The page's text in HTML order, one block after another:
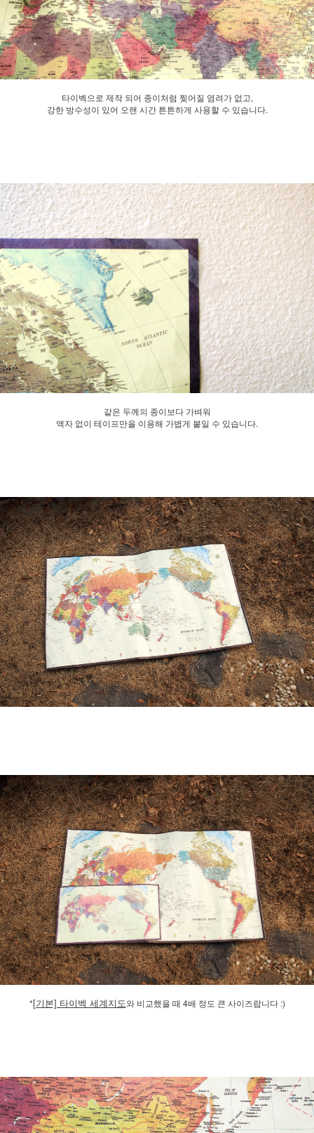
타이벡으로 제작 되어 종이처럼 찢어질 염려가 없고,
강한 방수성이 있어 오랜 시간 튼튼하게 사용할 수 있습니다.
같은 두께의 종이보다 가벼워
액자 없이 테이프만을 이용해 가볍게 붙일 수 있습니다.
*[기본] 타이벡 세계지도와 비교했을 때 4배 정도 큰 사이즈랍니다 :)